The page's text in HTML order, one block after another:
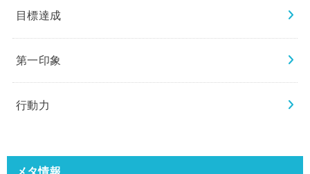
目標達成
第一印象
行動力
メタ情報